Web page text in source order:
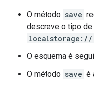
O método save
descreve o tipo de
localstorage://
O esquema é
O método save é